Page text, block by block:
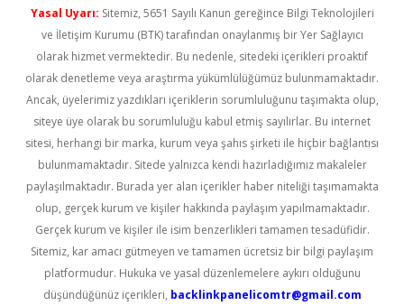
Yasal Uyarı: Sitemiz, 5651 Sayılı Kanun gereğince Bilgi Teknolojileri
ve İletişim Kurumu (BTK) tarafından onaylanmış bir Yer Sağlayıcı
olarak hizmet vermektedir. Bu nedenle, sitedeki içerikleri proaktif
olarak denetleme veya araştırma yükümlülüğümüz bulunmamaktadır.
Ancak, üyelerimiz yazdıkları içeriklerin sorumluluğunu taşımakta olup,
siteye üye olarak bu sorumluluğu kabul etmiş sayılırlar. Bu internet
sitesi, herhangi bir marka, kurum veya şahıs şirketi ile hiçbir bağlantısı
bulunmamaktadır. Sitede yalnızca kendi hazırladığımız makaleler
paylaşılmaktadır. Burada yer alan içerikler haber niteliği taşımamakta
olup, gerçek kurum ve kişiler hakkında paylaşım yapılmamaktadır.
Gerçek kurum ve kişiler ile isim benzerlikleri tamamen tesadüfidir.
Sitemiz, kar amacı gütmeyen ve tamamen ücretsiz bir bilgi paylaşım
platformudur. Hukuka ve yasal düzenlemelere aykırı olduğunu
düşündüğünüz içerikleri, backlinkpanelicomtr@gmail.com